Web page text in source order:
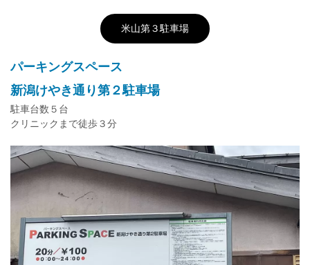
米山第３駐車場
パーキングスペース
新潟けやき通り第２駐車場
駐車台数５台
クリニックまで徒歩３分